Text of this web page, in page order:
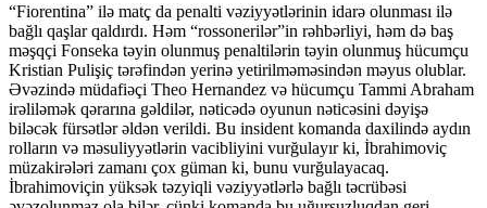
“Fiorentina” ilə matç da penalti vəziyyətlərinin idarə olunması ilə
bağlı qaşlar qaldırdı. Həm “rossonerilər”in rəhbərliyi, həm də baş
məşqçi Fonseka təyin olunmuş penaltilərin təyin olunmuş hücumçu
Kristian Pulişiç tərəfindən yerinə yetirilməməsindən məyus olublar.
Əvəzində müdafiəçi Theo Hernandez və hücumçu Tammi Abraham
irəliləmək qərarına gəldilər, nəticədə oyunun nəticəsini dəyişə
biləcək fürsətlər əldən verildi. Bu insident komanda daxilində aydın
rolların və məsuliyyətlərin vacibliyini vurğulayır ki, İbrahimoviç
müzakirələri zamanı çox güman ki, bunu vurğulayacaq.
İbrahimoviçin yüksək təzyiqli vəziyyətlərlə bağlı təcrübəsi